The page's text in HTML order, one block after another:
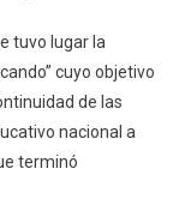
tuvo lugar la
cuyo objetivo
de las
nacional a
terminó